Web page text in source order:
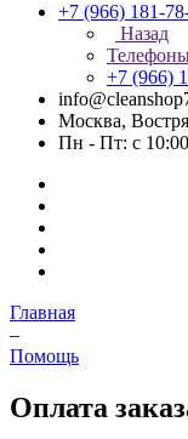
+7 (966) 181-
Назад
+7 (966)
Москва,
Пн - Пт: с
Главная
–
Помощь
Оплата